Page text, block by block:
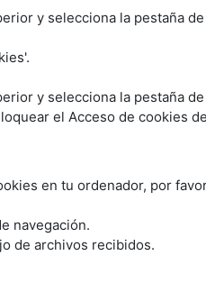
y selecciona la pestaña
y selecciona la pestaña
el Acceso de cookies
en tu ordenador, por
navegación.
de archivos recibidos.